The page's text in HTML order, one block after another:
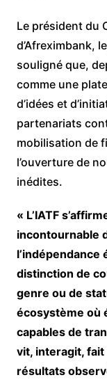
Le président du
d’Afreximbank,
souligné que,
comme une
d’idées et
partenariats
mobilisation de
l’ouverture de
inédites.
« L’IATF
incontournable
l’indépendance
distinction de
genre ou de
écosystème où
capables de
vit, interagit, fait
résultats